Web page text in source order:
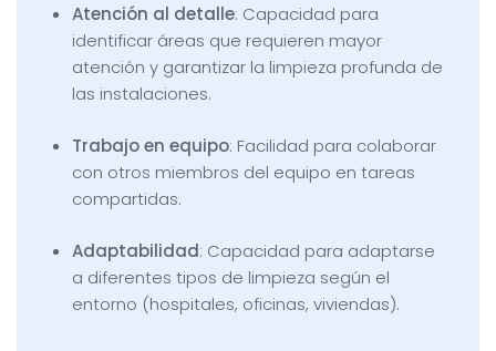
Atención al detalle: Capacidad para
identificar áreas que requieren mayor
atención y garantizar la limpieza profunda de
las instalaciones.
Trabajo en equipo: Facilidad para colaborar
con otros miembros del equipo en tareas
compartidas.
Adaptabilidad: Capacidad para adaptarse
a diferentes tipos de limpieza según el
entorno (hospitales, oficinas, viviendas).